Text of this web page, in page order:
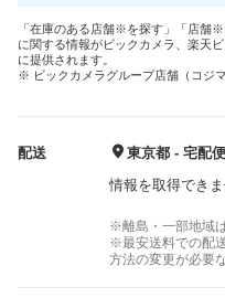
「在庫のある店舗※を探す」「店舗
に関する情報がビックカメラ、楽天
に提供されます。
※ ビックカメラグループ店舗（コジマ
配送
東京都 - 宅配便
情報を取得でき
※離島・一部地域
※最安送料での配
方法の変更が必要